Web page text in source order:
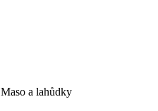
Maso a lahůdky